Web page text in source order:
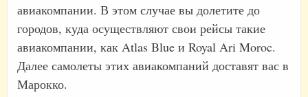
авиакомпании. В этом случае вы долетите до
городов, куда осуществляют свои рейсы такие
авиакомпании, как Atlas Blue и Royal Ari Moroc.
Далее самолеты этих авиакомпаний доставят вас в
Марокко.